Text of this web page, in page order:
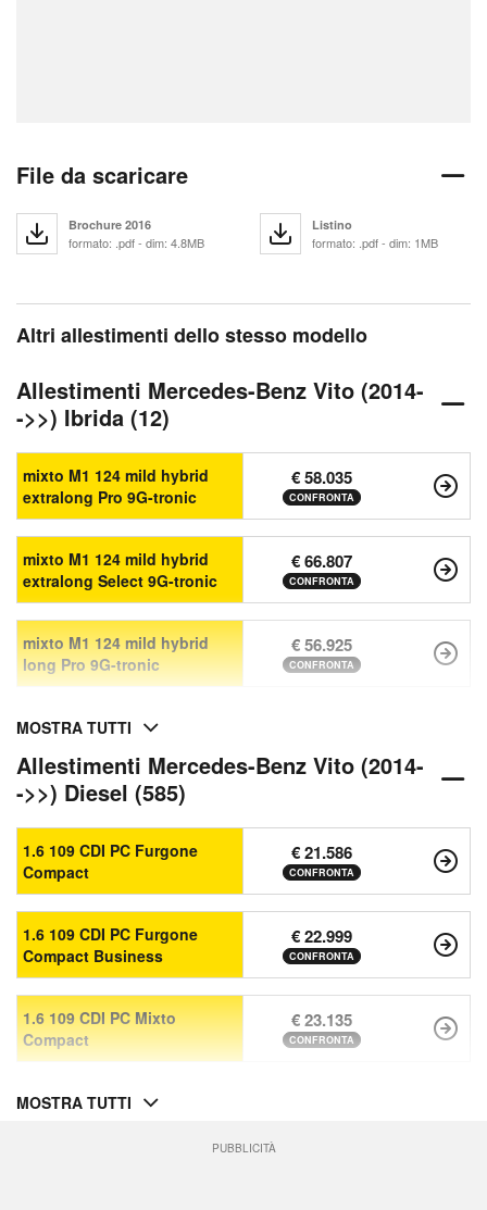
File da scaricare
Brochure 2016
formato: .pdf - dim: 4.8MB
Listino
formato: .pdf - dim: 1MB
Altri allestimenti dello stesso modello
Allestimenti Mercedes-Benz Vito (2014-
->>) Ibrida (12)
mixto M1 124 mild hybrid
extralong Pro 9G-tronic
€ 58.035
CONFRONTA
mixto M1 124 mild hybrid
extralong Select 9G-tronic
€ 66.807
CONFRONTA
mixto M1 124 mild hybrid
long Pro 9G-tronic
€ 56.925
CONFRONTA
MOSTRA TUTTI
Allestimenti Mercedes-Benz Vito (2014-
->>) Diesel (585)
1.6 109 CDI PC Furgone
Compact
€ 21.586
CONFRONTA
1.6 109 CDI PC Furgone
Compact Business
€ 22.999
CONFRONTA
1.6 109 CDI PC Mixto
Compact
€ 23.135
CONFRONTA
MOSTRA TUTTI
PUBBLICITÀ